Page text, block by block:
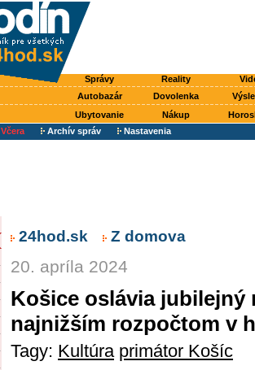
Správy Reality
Autobazár Dovolenka
Ubytovanie Nákup
Včera Archív správ Nastavenia
24hod.sk Z domova
20. apríla 2024
Košice oslávia jubilejný
najnižším rozpočtom v
Tagy: Kultúra primátor Košíc